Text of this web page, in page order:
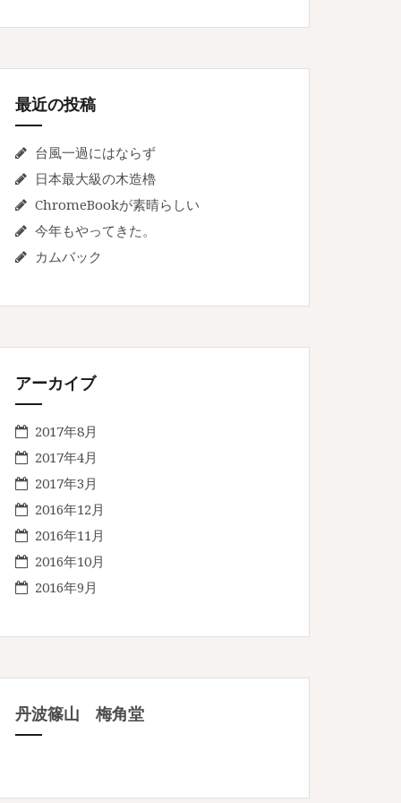
最近の投稿
台風一過にはならず
日本最大級の木造櫓
ChromeBookが素晴らしい
今年もやってきた。
カムバック
アーカイブ
2017年8月
2017年4月
2017年3月
2016年12月
2016年11月
2016年10月
2016年9月
丹波篠山 梅角堂